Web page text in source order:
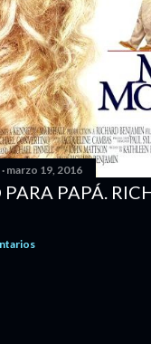
marzo 19, 2016
PARA PAPÁ.